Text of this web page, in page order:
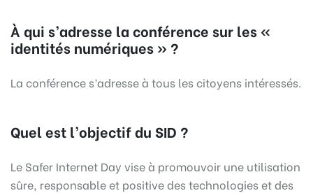
À qui s’adresse la conférence sur les «
identités numériques » ?
La conférence s’adresse à tous les citoyens intéressés.
Quel est l’objectif du SID ?
Le Safer Internet Day vise à promouvoir une utilisation
sûre, responsable et positive des technologies et des